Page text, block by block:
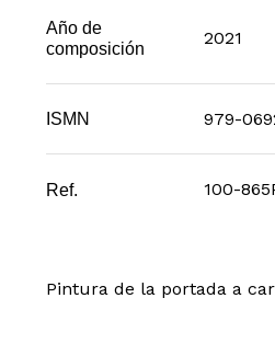
Año de
composición
2021
ISMN 979-
Ref. 100-
Pintura de la portada a